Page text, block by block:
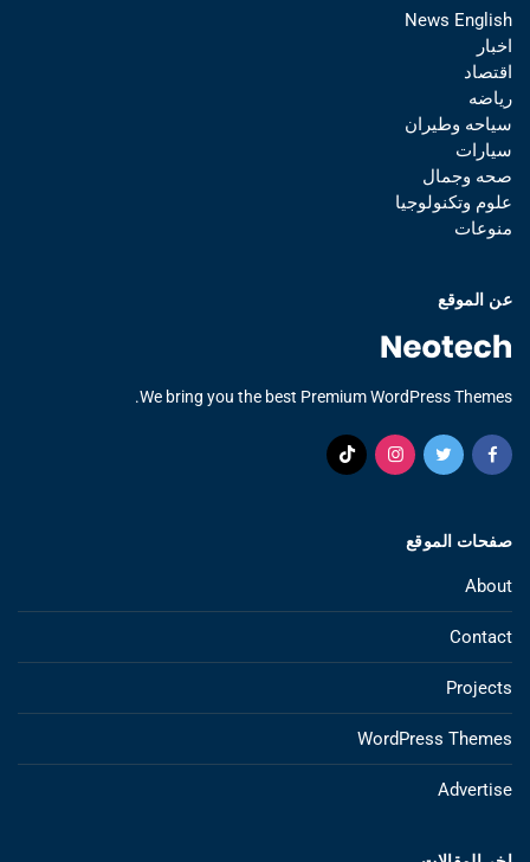
News English
اخبار
اقتصاد
رياضه
سياحه وطيران
سيارات
صحه وجمال
علوم وتكنولوجيا
منوعات
عن الموقع
We bring you the best Premium WordPress Themes.
صفحات الموقع
About
Contact
Projects
WordPress Themes
Advertise